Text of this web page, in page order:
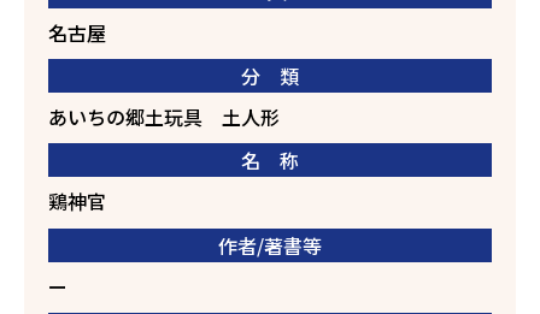
名古屋
分 類
あいちの郷土玩具
土人形
名 称
鶏神官
作者/著書等
ー